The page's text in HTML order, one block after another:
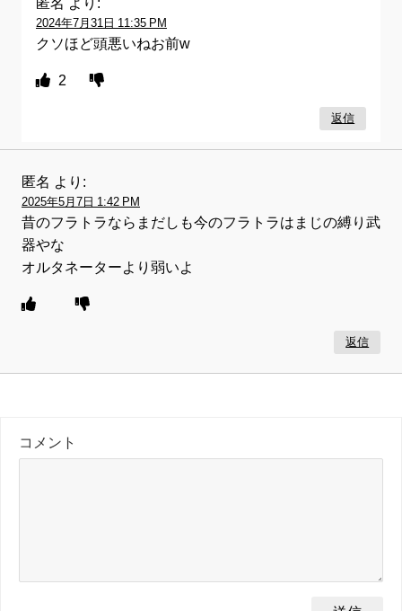
匿名 より:
2024年7月31日 11:35 PM
クソほど頭悪いねお前w
2
返信
匿名 より:
2025年5月7日 1:42 PM
昔のフラトラならまだしも今のフラトラはまじの縛り武
器やな
オルタネーターより弱いよ
返信
コメント